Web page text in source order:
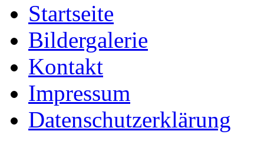
Startseite
Bildergalerie
Kontakt
Impressum
Datenschutzerklärung